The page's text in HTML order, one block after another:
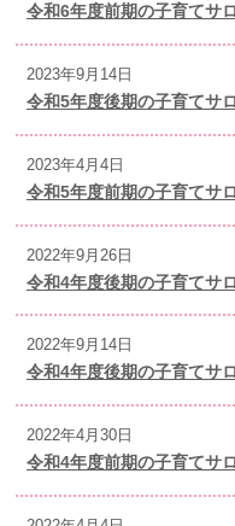
令和6年度前期の子育てサ
2023年9月14日
令和5年度後期の子育てサ
2023年4月4日
令和5年度前期の子育てサ
2022年9月26日
令和4年度後期の子育てサ
2022年9月14日
令和4年度後期の子育てサ
2022年4月30日
令和4年度前期の子育てサ